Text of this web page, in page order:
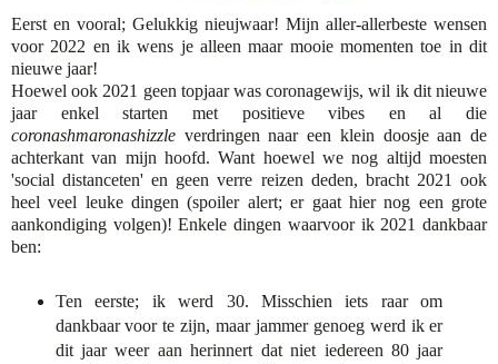
Eerst en vooral; Gelukkig nieujwaar! Mijn aller-allerbeste wensen
voor 2022 en ik wens je alleen maar mooie momenten toe in dit
nieuwe jaar!
Hoewel ook 2021 geen topjaar was coronagewijs, wil ik dit nieuwe
jaar enkel starten met positieve vibes en al die
coronashmaronashizzle verdringen naar een klein doosje aan de
achterkant van mijn hoofd. Want hoewel we nog altijd moesten
'social distanceten' en geen verre reizen deden, bracht 2021 ook
heel veel leuke dingen (spoiler alert; er gaat hier nog een grote
aankondiging volgen)! Enkele dingen waarvoor ik 2021 dankbaar
ben:
Ten eerste; ik werd 30. Misschien iets raar om
dankbaar voor te zijn, maar jammer genoeg werd ik er
dit jaar weer aan herinnert dat niet iedereen 80 jaar